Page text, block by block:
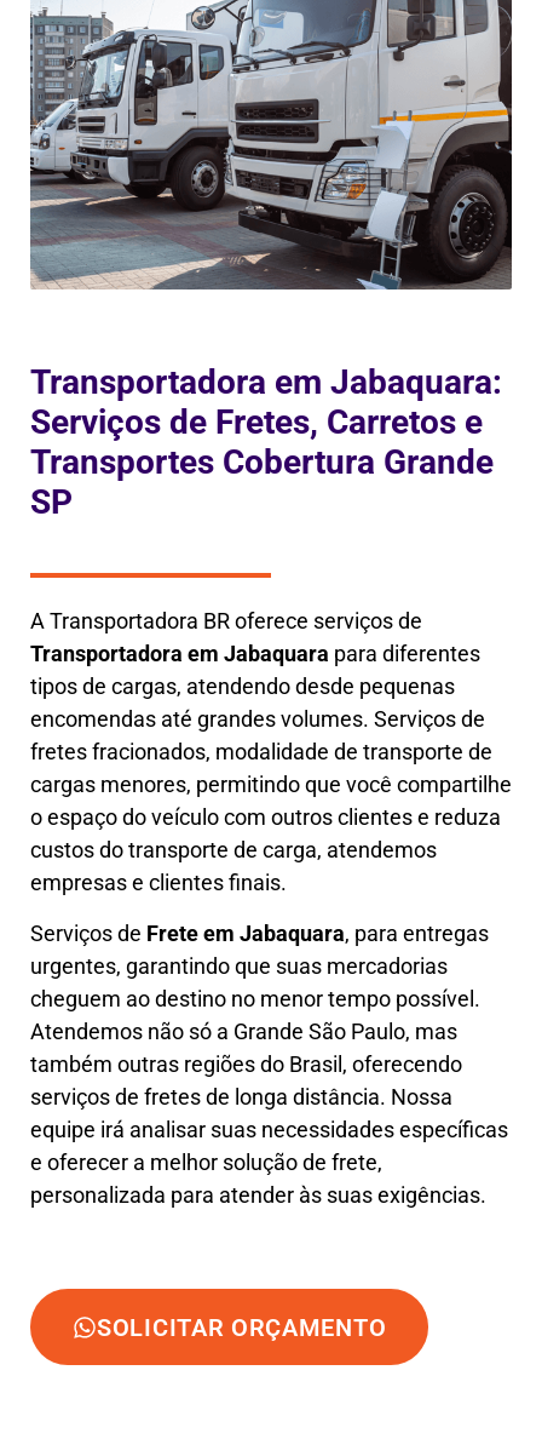
Transportadora em Jabaquara:
Serviços de Fretes, Carretos e
Transportes Cobertura Grande
SP
A Transportadora BR oferece serviços de
Transportadora em Jabaquara para diferentes
tipos de cargas, atendendo desde pequenas
encomendas até grandes volumes. Serviços de
fretes fracionados, modalidade de transporte de
cargas menores, permitindo que você compartilhe
o espaço do veículo com outros clientes e reduza
custos do transporte de carga, atendemos
empresas e clientes finais.
Serviços de Frete em Jabaquara, para entregas
urgentes, garantindo que suas mercadorias
cheguem ao destino no menor tempo possível.
Atendemos não só a Grande São Paulo, mas
também outras regiões do Brasil, oferecendo
serviços de fretes de longa distância. Nossa
equipe irá analisar suas necessidades específicas
e oferecer a melhor solução de frete,
personalizada para atender às suas exigências.
SOLICITAR ORÇAMENTO